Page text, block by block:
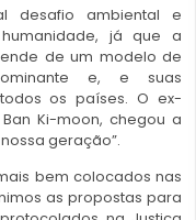
desafio ambiental e
já que a
de um modelo de
e, e suas
os países. O ex-
Ki-moon, chegou a
geração”.
bem colocados nas
as propostas para